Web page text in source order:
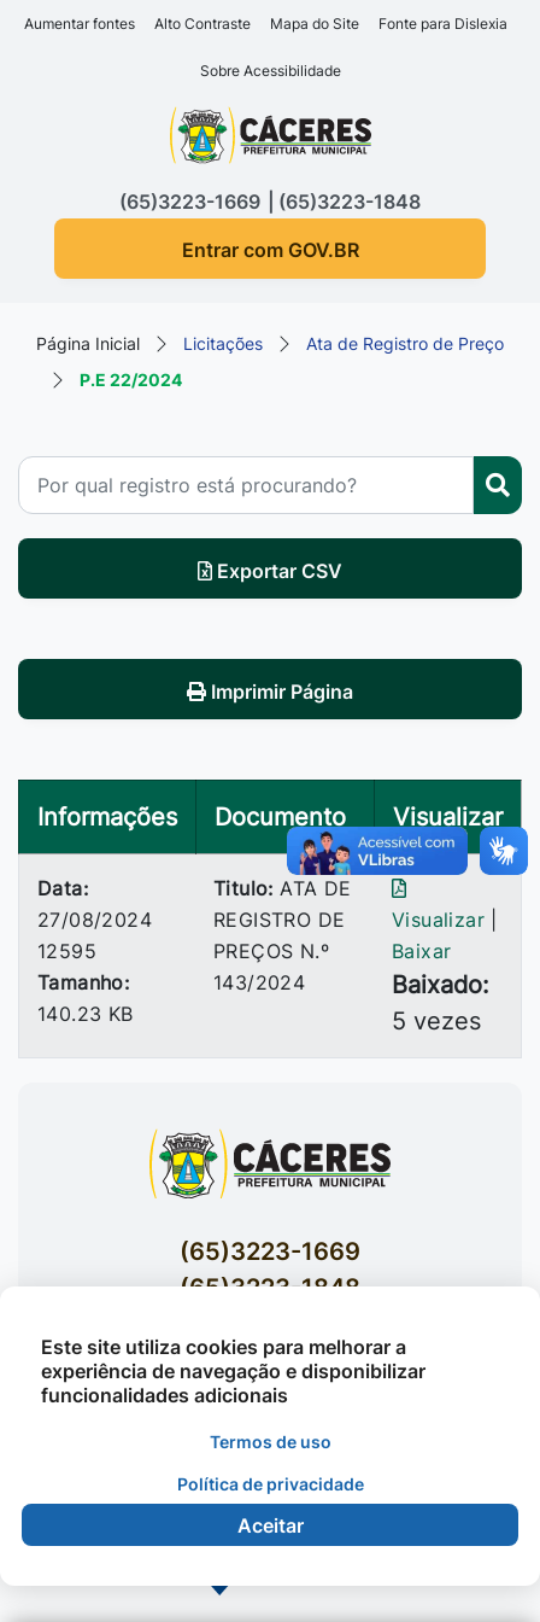
Seção de atalhos e links
Ir para o conteúdo [alt+1]
Ir para o rodapé [alt+4]
Aumentar fontes Alto Contraste Mapa do Site Fonte para Dislexia
Sobre Acessibilidade
Seção do menu principal
(65)3223-1669
(65)3223-1848
Entrar com GOV.BR
Página Inicial Licitações
Ata de Registro de Preço
P.E 22/2024
Exportar CSV
Imprimir Página
Informações Documento Visualizar
Data:
27/08/2024
12595
Tamanho:
140.23 KB
Titulo: ATA DE
REGISTRO DE
PREÇOS N.º
143/2024
Visualizar
Baixar
Baixado:
5 vezes
(65)3223-1669
(65)3223-1848
Av. Brasil nº 119 Bairro Jardim Celeste -
Cáceres
©2026 - Prefeitura Municipal de Cáceres - Todos os
direitos reservados
Este site utiliza cookies para melhorar a
experiência de navegação e disponibilizar
funcionalidades adicionais
Termos de uso
Política de privacidade
Aceitar